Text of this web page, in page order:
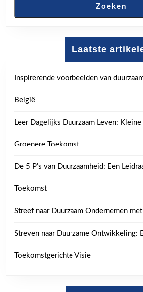
Zoeken
Laatste
Inspirerende voorbeelden van
België
Leer Dagelijks Duurzaam Leven:
Groenere Toekomst
De 5 P’s van Duurzaamheid: Een
Toekomst
Streef naar Duurzaam Ondernemen
Streven naar Duurzame Ontwikkeling:
Toekomstgerichte Visie